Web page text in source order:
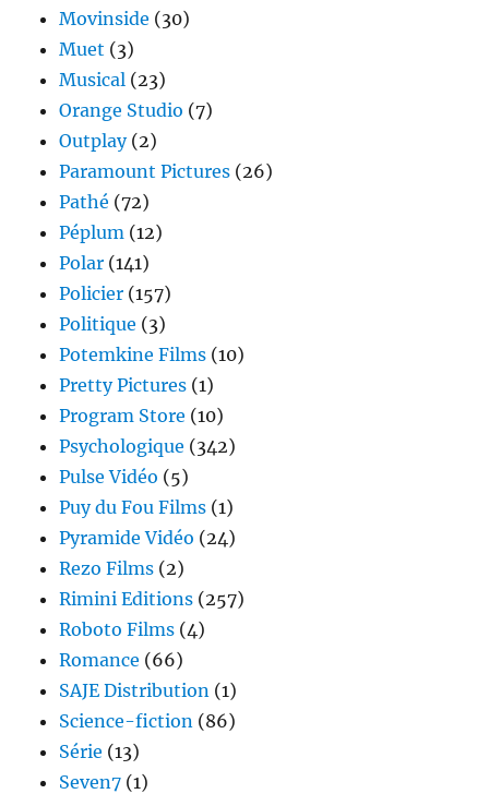
Movinside (30)
Muet (3)
Musical (23)
Orange Studio (7)
Outplay(2)
Paramount Pictures (26)
Pathé (72)
Péplum (12)
Polar (141)
Policier (157)
Politique (3)
Potemkine Films (10)
Pretty Pictures (1)
Program Store (10)
Psychologique (342)
Pulse Vidéo (5)
Puy du Fou Films (1)
Pyramide Vidéo (24)
Rezo Films (2)
Rimini Editions (257)
Roboto Films (4)
Romance (66)
SAJE Distribution (1)
Science-fiction (86)
Série (13)
Seven7 (1)